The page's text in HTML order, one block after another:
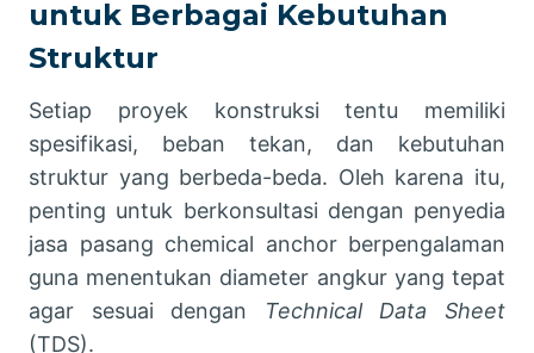
untuk Berbagai Kebutuhan
Struktur
Setiap proyek konstruksi tentu memiliki
spesifikasi, beban tekan, dan kebutuhan
struktur yang berbeda-beda. Oleh karena itu,
penting untuk berkonsultasi dengan penyedia
jasa pasang chemical anchor berpengalaman
guna menentukan diameter angkur yang tepat
agar sesuai dengan
Technical Data Sheet
(TDS).